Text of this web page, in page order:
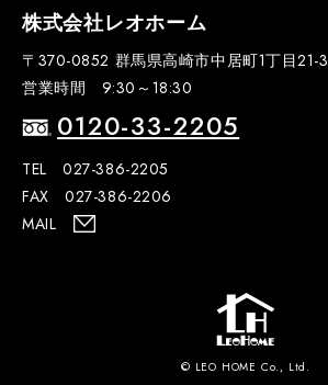
株式会社レオホーム
〒370-0852 群馬県高崎市中居町1丁目21-3
営業時間 9:30～18:30
0120-33-2205
TEL 027-386-2205
FAX 027-386-2206
MAIL
© LEO HOME Co., Ltd.